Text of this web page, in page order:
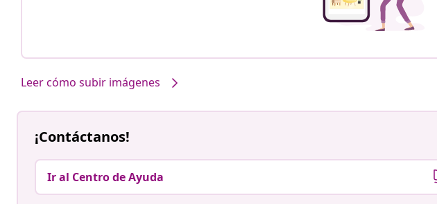
Leer cómo subir imágenes
¡Contáctanos!
Ir al Centro de Ayuda